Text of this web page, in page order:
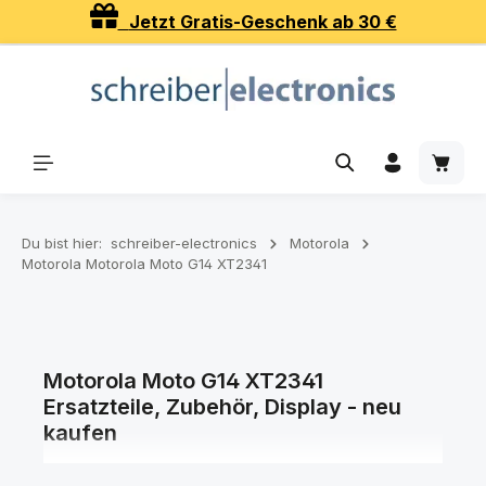
Zum Hauptinhalt springenJetzt Gratis-Geschenk ab 30 €
Du bist hier: schreiber-electronics
Motorola
Motorola Motorola Moto G14 XT2341
Motorola Moto G14 XT2341
Ersatzteile, Zubehör, Display - neu
kaufen